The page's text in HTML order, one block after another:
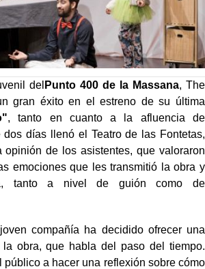
del Punto 400 de la Massana, The
gran éxito en el estreno de su última
, tanto en cuanto a la afluencia de
dos días llenó el Teatro de las Fontetas,
de los asistentes, que valoraron
emociones que les transmitió la obra y
tanto a nivel de guión como de
compañía ha decidido ofrecer una
obra, que habla del paso del tiempo.
público a hacer una reflexión sobre cómo